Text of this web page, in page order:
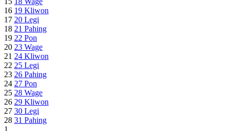
16 19 Kliwon
17 20 Legi
18 21 Pahing
19 22 Pon
20 23 Wage
21 24 Kliwon
22 25 Legi
23 26 Pahing
24 27 Pon
25 28 Wage
26 29 Kliwon
27 30 Legi
28 31 Pahing
1